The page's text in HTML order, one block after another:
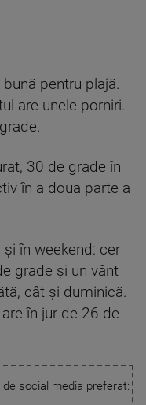
pentru plajă.
are unele porniri.
30 de grade în
în a doua parte a
în weekend: cer
grade și un vânt
cât și duminică.
în jur de 26 de
social media preferat: